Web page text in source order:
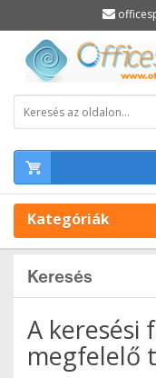
Kategóriák
Keresés
A keresési
megfelelő